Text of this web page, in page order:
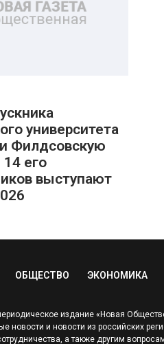
университета
Филдсовскую
его
выступают
ОБЩЕСТВО ЭКОНОМИКА
издание «Новая
новости и новости из российских
а также другим